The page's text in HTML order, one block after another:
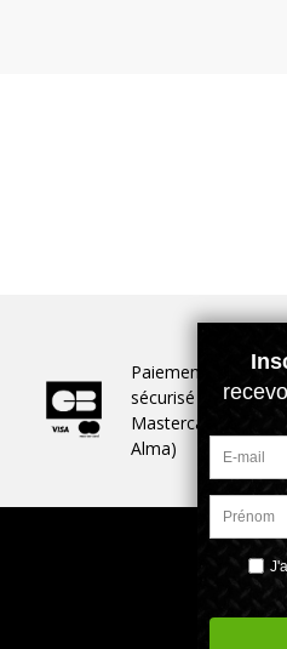
Paiement
sécurisé (Visa,
Mastercard,
Alma)